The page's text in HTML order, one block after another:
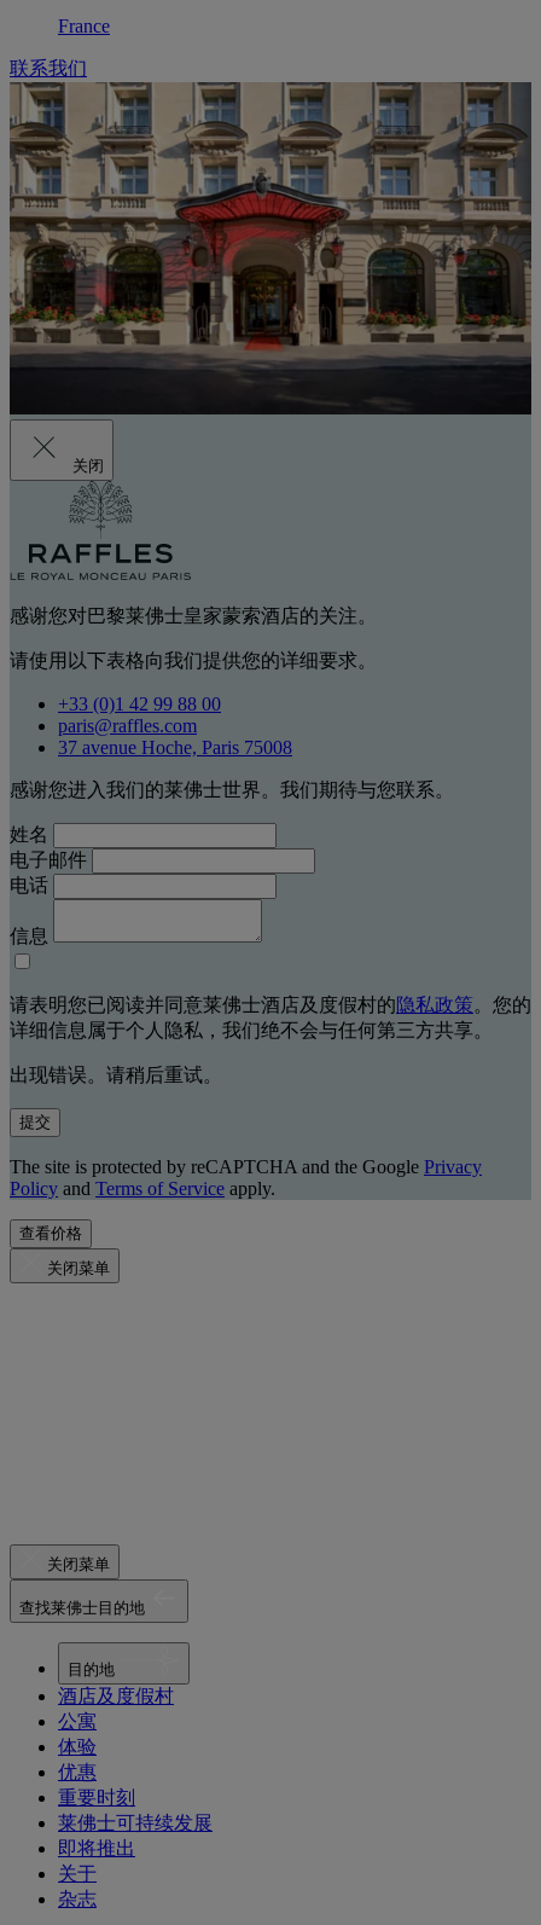
France
联系我们
关闭
感谢您对巴黎莱佛士皇家蒙索酒店的关注。
请使用以下表格向我们提供您的详细要求。
+33 (0)1 42 99 88 00
paris@raffles.com
37 avenue Hoche, Paris 75008
感谢您进入我们的莱佛士世界。我们期待与您联系。
姓名
电子邮件
电话
信息
请表明您已阅读并同意莱佛士酒店及度假村的隐私政策。您的
详细信息属于个人隐私，我们绝不会与任何第三方共享。
出现错误。请稍后重试。
提交
The site is protected by reCAPTCHA and the Google Privacy
Policy and Terms of Service apply.
查看价格
关闭菜单
关闭菜单
查找莱佛士目的地
目的地
酒店及度假村
公寓
体验
优惠
重要时刻
莱佛士可持续发展
即将推出
关于
杂志